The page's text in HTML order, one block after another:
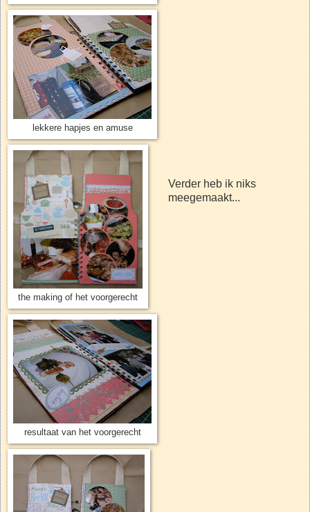
lekkere hapjes en amuse
the making of het voorgerecht
resultaat van het voorgerecht
Verder heb ik niks
meegemaakt...